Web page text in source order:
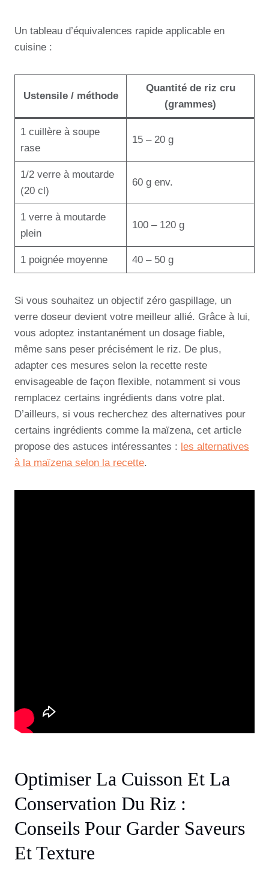
Un tableau d’équivalences rapide applicable en
cuisine :
Ustensile / méthode
Quantité de riz cru
(grammes)
1 cuillère à soupe
rase
15 – 20 g
1/2 verre à moutarde
(20 cl)
60 g env.
1 verre à moutarde
plein
100 – 120 g
1 poignée moyenne 40 – 50 g
Si vous souhaitez un objectif zéro gaspillage, un
verre doseur devient votre meilleur allié. Grâce à lui,
vous adoptez instantanément un dosage fiable,
même sans peser précisément le riz. De plus,
adapter ces mesures selon la recette reste
envisageable de façon flexible, notamment si vous
remplacez certains ingrédients dans votre plat.
D’ailleurs, si vous recherchez des alternatives pour
certains ingrédients comme la maïzena, cet article
propose des astuces intéressantes : les alternatives
à la maïzena selon la recette.
Optimiser La Cuisson Et La
Conservation Du Riz :
Conseils Pour Garder Saveurs
Et Texture